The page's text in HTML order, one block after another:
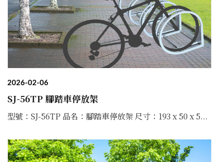
2026-02-06
SJ-56TP 腳踏車停放架
型號：SJ-56TP 品名：腳踏車停放架 尺寸：193 x 50 x 5...